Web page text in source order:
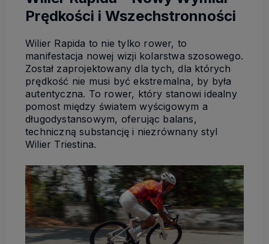
Prędkości i Wszechstronności
Wilier Rapida to nie tylko rower, to
manifestacja nowej wizji kolarstwa szosowego.
Został zaprojektowany dla tych, dla których
prędkość nie musi być ekstremalna, by była
autentyczna. To rower, który stanowi idealny
pomost między światem wyścigowym a
długodystansowym, oferując balans,
techniczną substancję i niezrównany styl
Wilier Triestina.